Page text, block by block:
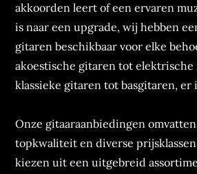
akkoorden leert of een ervaren
is naar een upgrade, wij hebben
gitaren beschikbaar voor elke
akoestische gitaren tot elektrische
klassieke gitaren tot basgitaren, er
Onze gitaaraanbiedingen
topkwaliteit en diverse
kiezen uit een uitgebreid